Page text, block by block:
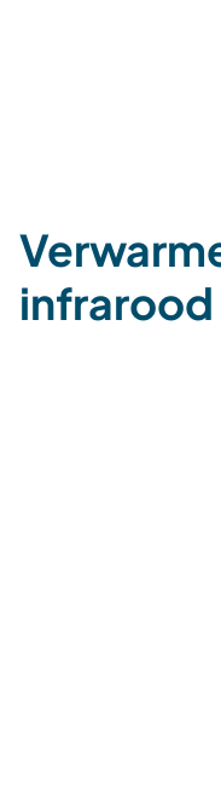
infrarood